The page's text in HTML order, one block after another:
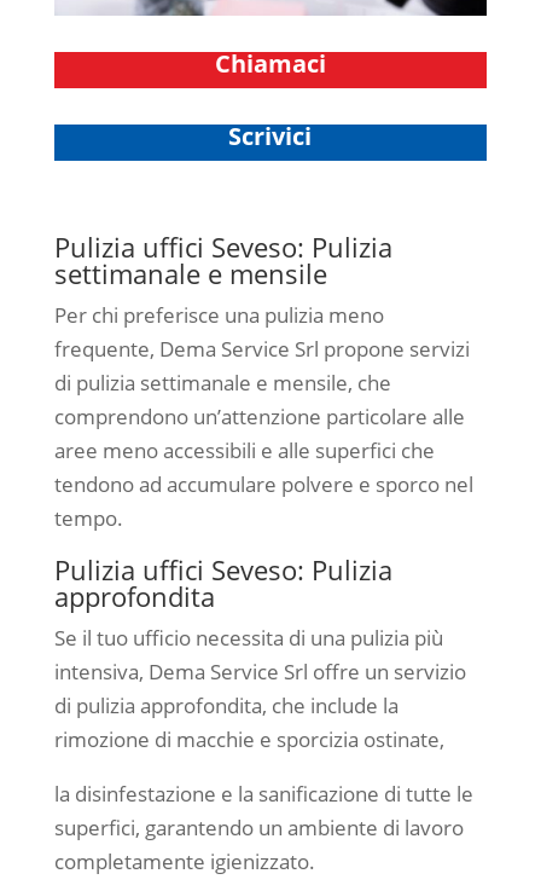
Chiamaci
Scrivici
Pulizia uffici Seveso: Pulizia
settimanale e mensile
Per chi preferisce una pulizia meno
frequente, Dema Service Srl propone servizi
di pulizia settimanale e mensile, che
comprendono un’attenzione particolare alle
aree meno accessibili e alle superfici che
tendono ad accumulare polvere e sporco nel
tempo.
Pulizia uffici Seveso: Pulizia
approfondita
Se il tuo ufficio necessita di una pulizia più
intensiva, Dema Service Srl offre un servizio
di pulizia approfondita, che include la
rimozione di macchie e sporcizia ostinate,
la disinfestazione e la sanificazione di tutte le
superfici, garantendo un ambiente di lavoro
completamente igienizzato.